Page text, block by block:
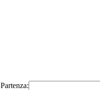
Partenza: